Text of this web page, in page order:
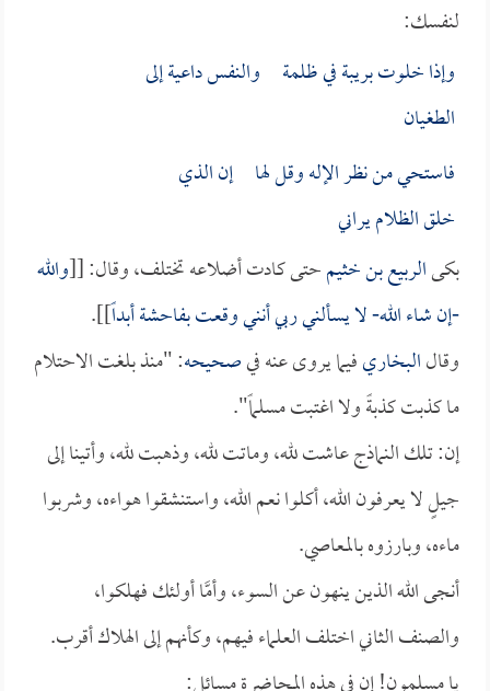
لنفسك:
وإذا خلوت بريبة في ظلمة والنفس داعية إلى
الطغيان
فاستحي من نظر الإله وقل لها إن الذي
خلق الظلام يراني
بكىالربيع بن خثيمحتى كادت أضلاعه تختلف، وقال: [[والله
-إن شاء الله- لا يسألني ربي أنني وقعت بفاحشة أبداً]].
وقالالبخاريفيما يروى عنه فيصحيحه: "منذ بلغت الاحتلام
ما كذبت كذبةً ولا اغتبت مسلماً".
إن: تلك النماذج عاشت لله، وماتت لله، وذهبت لله، وأتينا إلى
جيلٍ لا يعرفون الله، أكلوا نعم الله، واستنشقوا هواءه، وشربوا
ماءه، وبارزوه بالمعاصي.
أنجى الله الذين ينهون عن السوء، وأمَّا أولئك فهلكوا،
والصنف الثاني اختلف العلماء فيهم، وكأنهم إلى الهلاك أقرب.